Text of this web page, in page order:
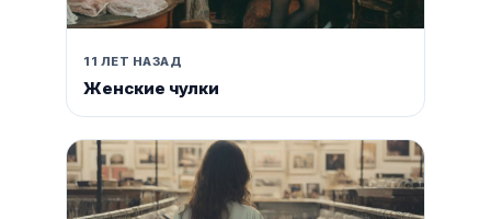
11 ЛЕТ НАЗАД
Женские чулки